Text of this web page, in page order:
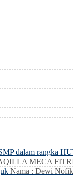
dalam rangka
MECA
Nama : Dewi